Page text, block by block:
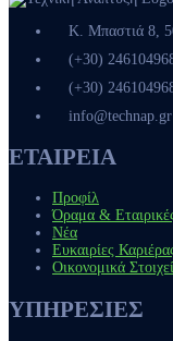
Κ. Μπαστιά 8,
(+30)
(+30)
info@technap.gr
ΕΤΑΙΡΕΙΑ
Προφίλ
Όραμα &
Νέα
Ευκαιρίες
Οικονομικά
ΥΠΗΡΕΣΙΕΣ